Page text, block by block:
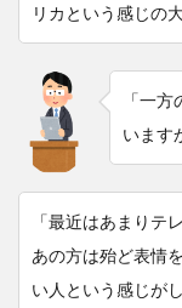
リカという感じの
「一
います
「最近はあまりテ
あの方は殆ど表情
い人という感じがし